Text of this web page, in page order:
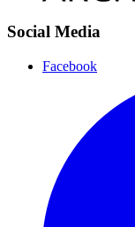
Social Media
Facebook